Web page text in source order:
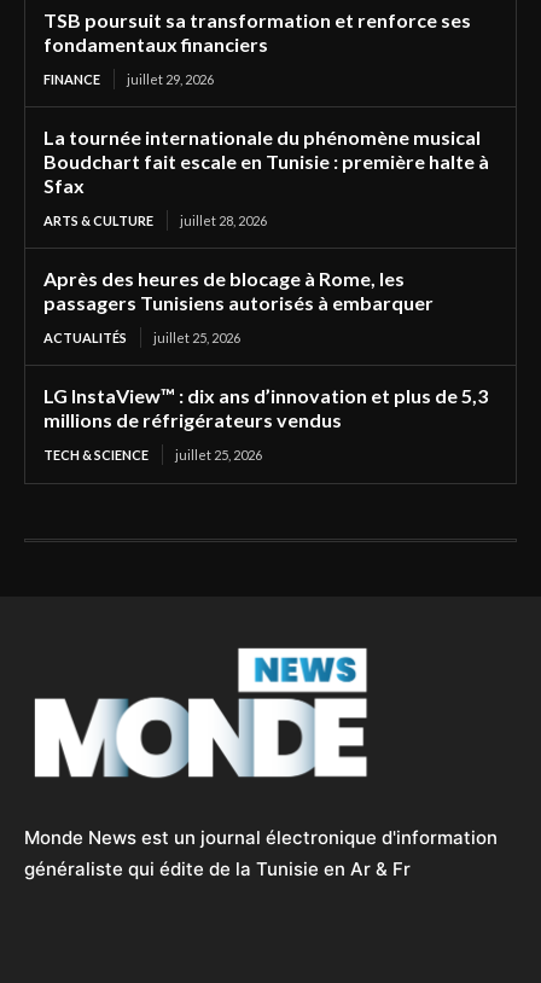
TSB poursuit sa transformation et renforce ses
fondamentaux financiers
FINANCE juillet 29, 2026
La tournée internationale du phénomène musical
Boudchart fait escale en Tunisie : première halte à
Sfax
ARTS & CULTURE juillet 28, 2026
Après des heures de blocage à Rome, les
passagers Tunisiens autorisés à embarquer
ACTUALITÉS juillet 25, 2026
LG InstaView™ : dix ans d’innovation et plus de 5,3
millions de réfrigérateurs vendus
TECH & SCIENCE juillet 25, 2026
Monde News est un journal électronique d'information
généraliste qui édite de la Tunisie en Ar & Fr